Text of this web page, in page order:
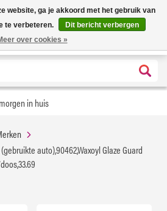
| Nu 25% korting op gehele assortiment
''verfrissend''
X
in huis
auto),90462,Waxoyl Glaze Guard
website, ga je akkoord met het gebruik van
te verbeteren.
Dit bericht verbergen
over cookies »